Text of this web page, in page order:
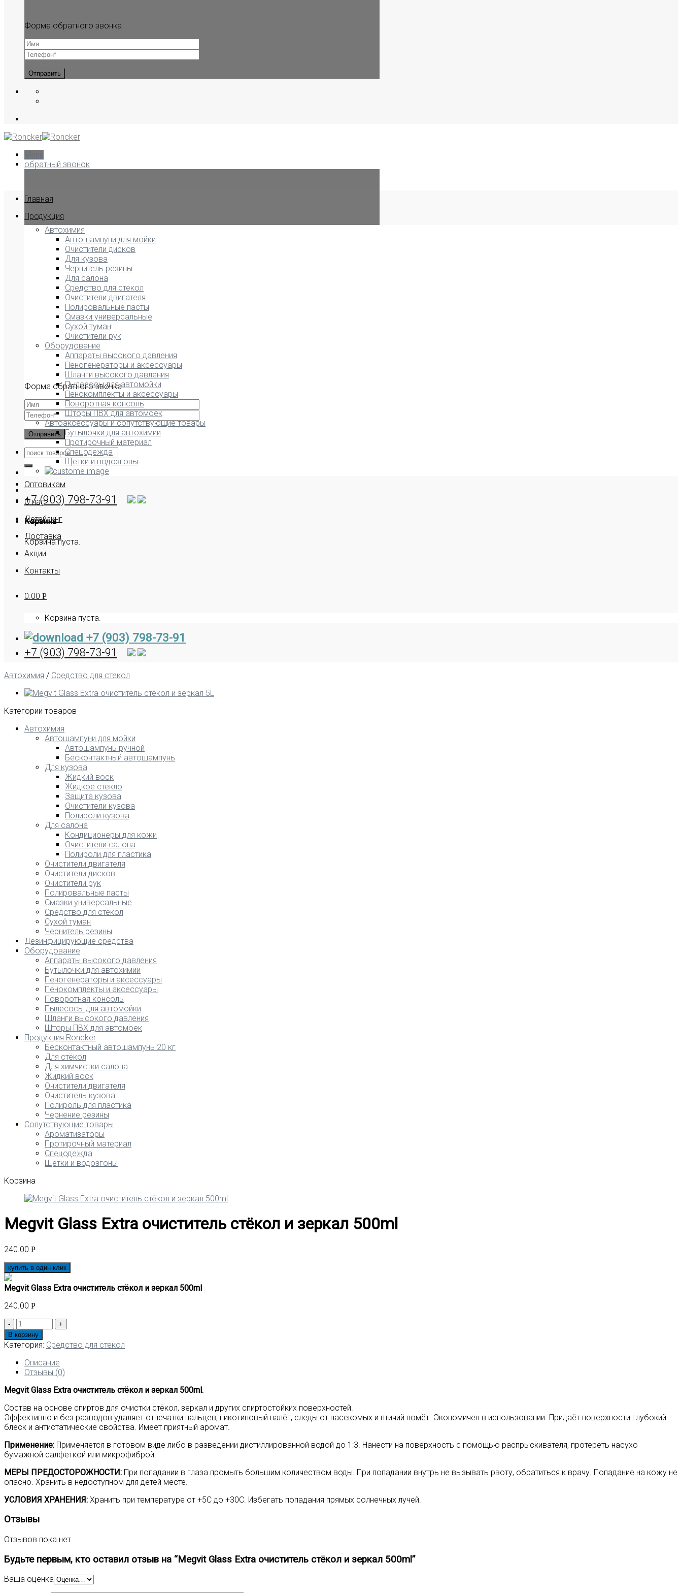
Форма обратного звонка
обратный звонок
Форма обратного звонка
+7 (903) 798-73-91
Корзина
Корзина пуста.
Главная
Продукция
Автохимия
Автошампуни для мойки
Очистители дисков
Для кузова
Чернитель резины
Для салона
Средство для стекол
Очистители двигателя
Полировальные пасты
Смазки универсальные
Сухой туман
Очистители рук
Оборудование
Аппараты высокого давления
Пеногенераторы и аксессуары
Шланги высокого давления
Пылесосы для автомойки
Пенокомплекты и аксессуары
Поворотная консоль
Шторы ПВХ для автомоек
Автоаксессуары и сопутствующие товары
Бутылочки для автохимии
Протирочный материал
Спецодежда
Щетки и водозгоны
Оптовикам
О нас
Детейлинг
Доставка
Акции
Контакты
0.00 Р
Корзина пуста.
+7 (903) 798-73-91
+7 (903) 798-73-91
Автохимия / Средство для стекол
Категории товаров
Автохимия
Автошампуни для мойки
Автошампунь ручной
Бесконтактный автошампунь
Для кузова
Жидкий воск
Жидкое стекло
Защита кузова
Очистители кузова
Полироли кузова
Для салона
Кондиционеры для кожи
Очистители салона
Полироли для пластика
Очистители двигателя
Очистители дисков
Очистители рук
Полировальные пасты
Смазки универсальные
Средство для стекол
Сухой туман
Чернитель резины
Дезинфицирующие средства
Оборудование
Аппараты высокого давления
Бутылочки для автохимии
Пеногенераторы и аксессуары
Пенокомплекты и аксессуары
Поворотная консоль
Пылесосы для автомойки
Шланги высокого давления
Шторы ПВХ для автомоек
Продукция Roncker
Бесконтактный автошампунь 20 кг
Для стёкол
Для химчистки салона
Жидкий воск
Очистители двигателя
Очиститель кузова
Полироль для пластика
Чернение резины
Сопутствующие товары
Ароматизаторы
Протирочный материал
Спецодежда
Щетки и водозгоны
Корзина
Megvit Glass Extra очиститель стёкол и зеркал 500ml
240.00 Р
купить в один клик
Megvit Glass Extra очиститель стёкол и зеркал 500ml
240.00 Р
Количество
товара
Megvit
Glass
Extra
очиститель
и
500ml
В корзину
Категория: Средство для стекол
Описание
Отзывы (0)
Megvit Glass Extra очиститель стёкол и зеркал 500ml.
Состав на основе спиртов для очистки стёкол, зеркал и других спиртостойких поверхностей.
Эффективно и без разводов удаляет отпечатки пальцев, никотиновый налёт, следы от насекомых и птичий помёт. Экономичен в использовании. Придаёт поверхности глубокий
блеск и антистатические свойства. Имеет приятный аромат.
Применение: Применяется в готовом виде либо в разведении дистиллированной водой до 1:3. Нанести на поверхность с помощью распрыскивателя, протереть насухо
бумажной салфеткой или микрофиброй.
МЕРЫ ПРЕДОСТОРОЖНОСТИ: При попадании в глаза промыть большим количеством воды. При попадании внутрь не вызывать рвоту, обратиться к врачу. Попадание на кожу не
опасно. Хранить в недоступном для детей месте.
УСЛОВИЯ ХРАНЕНИЯ: Хранить при температуре от +5С до +30С. Избегать попадания прямых солнечных лучей.
Отзывы
Отзывов пока нет.
Будьте первым, кто оставил отзыв на “Megvit Glass Extra очиститель стёкол и зеркал 500ml”
Ваша оценка